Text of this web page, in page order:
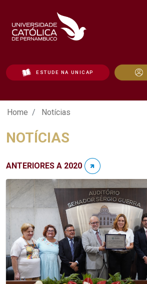
ESTUDE NA UNICAP
Notícias - Unicap
Home Notícias
NOTÍCIAS
ANTERIORES A 2020